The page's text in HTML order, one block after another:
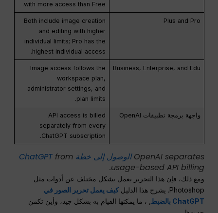
with more access than Free.
Plus and Pro
Both include image creation
and editing with higher
individual limits; Pro has the
highest individual access.
Business, Enterprise, and Edu
Image access follows the
workspace plan,
administrator settings, and
plan limits.
واجهة برمجة تطبيقات OpenAI
API access is billed
separately from every
ChatGPT subscription.
OpenAI separates الوصول إلى خطة ChatGPTfrom
usage-based API billing.
ومع ذلك، فإن هذا التحرير يعمل بشكل مختلف عن أدوات مثل
Photoshop. يشرح هذا الدليل
كيف يعمل تحرير الصور في
ChatGPT بالضبط
, ، ما يمكنها القيام به بشكل جيد، وأين تكمن